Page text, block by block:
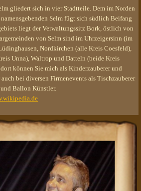
gliedert sich in vier Stadtteile. Dem im Norden
Selm fügt sich südlich Beifang
liegt der Verwaltungssitz Bork, östlich von
von Selm sind im Uhrzeigersinn (im
Nordkirchen (alle Kreis Coesfeld),
Unna), Waltrop und Datteln (beide Kreis
können Sie mich als Kinderzauberer und
bei diversen Firmenevents als Tischzauberer
und Ballon Künstler.